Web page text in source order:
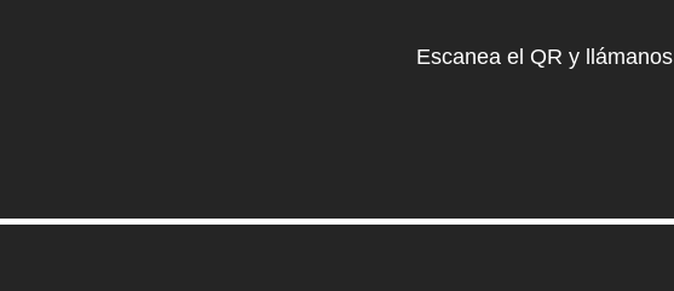
Escanea el QR y llámanos